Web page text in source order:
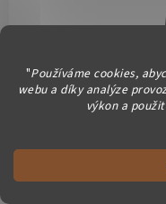
"Používáme cookies,
webu a díky analýze
výkon a
Vše balíme čerstvě pro Vás.
Kvalitní bylinné sirupy z
druhů a darujte kousek